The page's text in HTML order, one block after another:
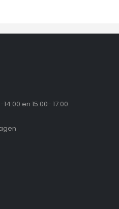
en 15:00- 17:00